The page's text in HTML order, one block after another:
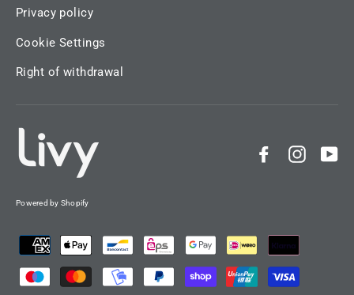
Privacy policy
Cookie Settings
Right of withdrawal
Facebook
Powered by Shopify